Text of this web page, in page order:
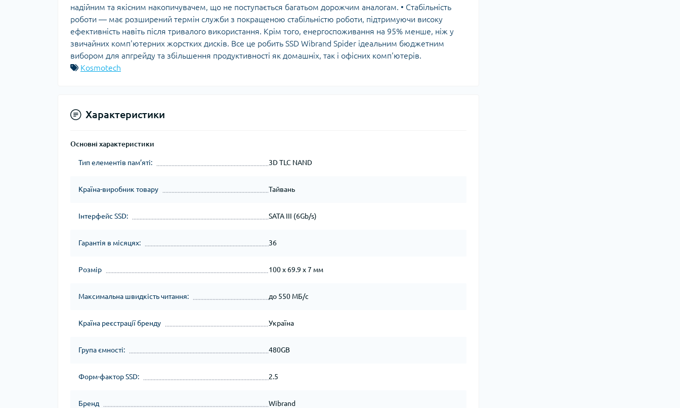
надійним та якісним накопичувачем, що не поступається багатьом дорожчим аналогам. • Стабільність
роботи — має розширений термін служби з покращеною стабільністю роботи, підтримуючи високу
ефективність навіть після тривалого використання. Крім того, енергоспоживання на 95% менше, ніж у
звичайних комп'ютерних жорстких дисків. Все це робить SSD Wibrand Spider ідеальним бюджетним
вибором для апгрейду та збільшення продуктивності як домашніх, так і офісних комп'ютерів.
Kosmotech
Характеристики
Основні характеристики
Тип елементів пам’яті: 3D TLC NAND
Країна-виробник товару Тайвань
Інтерфейс SSD: SATA III (6Gb/s)
Гарантія в місяцях: 36
Розмір 100 x 69.9 x 7 мм
Максимальна швидкість читання: до 550 МБ/с
Країна реєстрації бренду Україна
Група ємності: 480GB
Форм-фактор SSD: 2.5
Бренд Wibrand